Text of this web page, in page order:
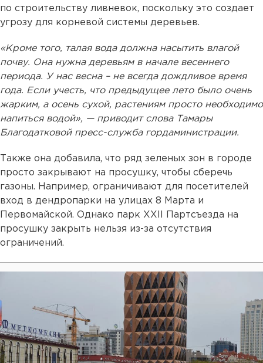
по строительству ливневок, поскольку это создает
угрозу для корневой системы деревьев.
«Кроме того, талая вода должна насытить влагой
почву. Она нужна деревьям в начале весеннего
периода. У нас весна – не всегда дождливое время
года. Если учесть, что предыдущее лето было очень
жарким, а осень сухой, растениям просто необходимо
напиться водой», — приводит слова Тамары
Благодатковой пресс-служба гордаминистрации.
Также она добавила, что ряд зеленых зон в городе
просто закрывают на просушку, чтобы сберечь
газоны. Например, ограничивают для посетителей
вход в дендропарки на улицах 8 Марта и
Первомайской. Однако парк XXII Партсъезда на
просушку закрыть нельзя из-за отсутствия
ограничений.